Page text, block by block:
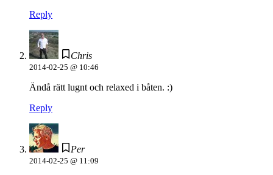
Reply
Chris
2014-02-25 @ 10:46
Ändå rätt lugnt och relaxed i båten. :)
Reply
Per
2014-02-25 @ 11:09